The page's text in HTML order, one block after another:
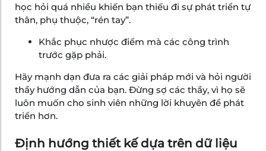
học hỏi quá nhiều khiến bạn thiếu đi sự phát triển tự
thân, phụ thuộc, “rén tay”.
Khắc phục nhược điểm mà các công trình
trước gặp phải.
Hãy mạnh dạn đưa ra các giải pháp mới và hỏi người
thầy hướng dẫn của bạn. Đừng sợ các thầy, vì họ sẽ
luôn muốn cho sinh viên những lời khuyên để phát
triển hơn.
Định hướng thiết kế dựa trên dữ liệu